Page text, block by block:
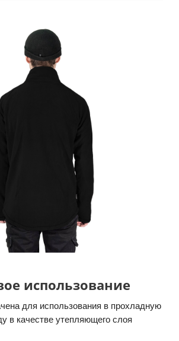
использование
для использования в прохладную
в качестве утепляющего слоя